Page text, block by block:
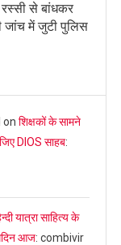
रस्सी से बांधकर
जांच में जुटी पुलिस
onशिक्षकों के सामने
DIOS साहब:
यात्रा साहित्य के
आज: combivir